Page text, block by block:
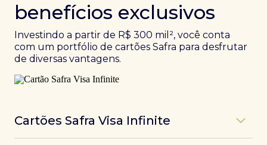
benefícios exclusivos
Investindo a partir de R$ 300 mil², você conta
com um portfólio de cartões Safra para desfrutar
de diversas vantagens.
Cartões Safra Visa Infinite